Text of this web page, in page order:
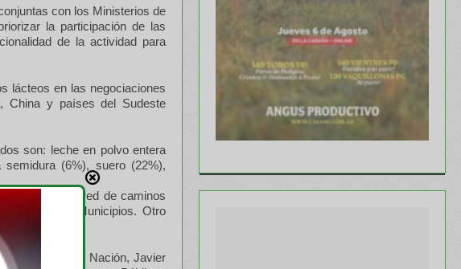
con los Ministerios de
la participación de las
de la actividad para
lácteos en las negociaciones
China y países del Sudeste
son: leche en polvo entera
(6%), suero (22%),
mejoras en la red de caminos
y Municipios. Otro
del Banco Nación, Javier